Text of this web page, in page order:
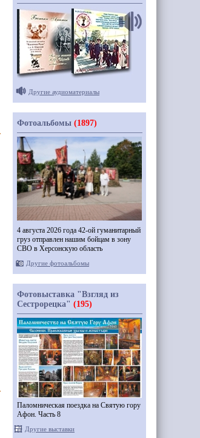
Другие аудиоматериалы
Фотоальбомы (1897)
4 августа 2026 года 42-ой гуманитарный
груз отправлен нашим бойцам в зону
СВО в Херсонскую область
Другие фотоальбомы
Фотовыставка "Взгляд из
Сестрорецка" (195)
Паломническая поездка на Святую гору
Афон. Часть 8
Другие выставки